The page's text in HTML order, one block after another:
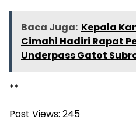
Baca Juga: Kepala
Cimahi Hadiri Rapat
Underpass Gatot
**
Post Views: 245